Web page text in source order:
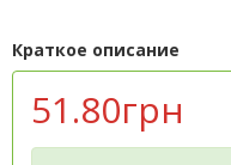
Краткое описание
51.80грн